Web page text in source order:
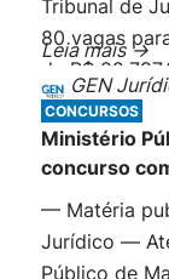
Tribunal de
80 vagas
de R$
necessário
mínimo, três
Leia mais ->
GEN
CONCURSOS
Ministério
concurso
— Matéria
Jurídico —
Público de